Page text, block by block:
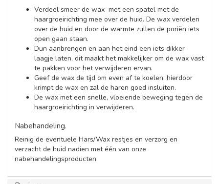
Verdeel smeer de wax met een spatel met de
haargroeirichting mee over de huid. De wax verdelen
over de huid en door de warmte zullen de poriën iets
open gaan staan.
Dun aanbrengen en aan het eind een iets dikker
laagje laten, dit maakt het makkelijker om de wax vast
te pakken voor het verwijderen ervan.
Geef de wax de tijd om even af te koelen, hierdoor
krimpt de wax en zal de haren goed insluiten.
De wax met een snelle, vloeiende beweging tegen de
haargroeirichting in verwijderen.
Nabehandeling.
Reinig de eventuele Hars/Wax restjes en verzorg en
verzacht de huid nadien met één van onze
nabehandelingsproducten